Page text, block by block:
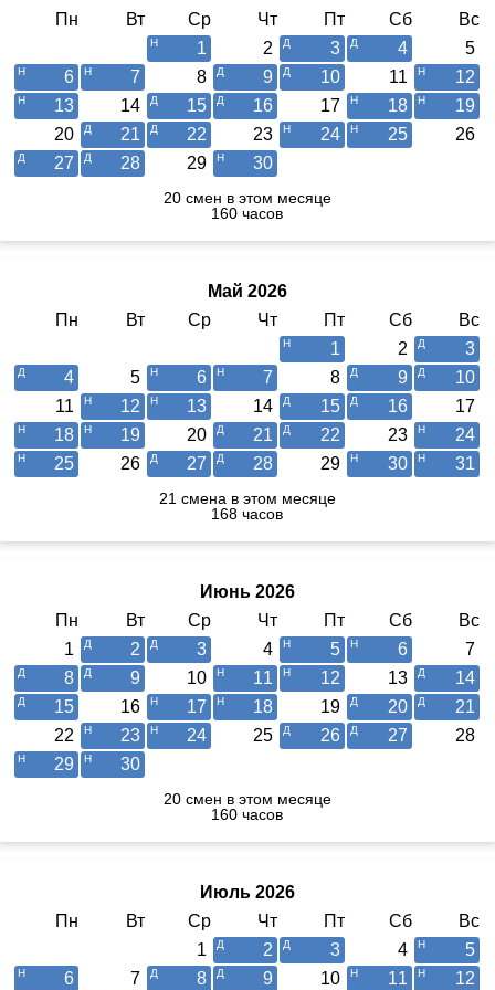
Пн
Вт Ср Чт Пт Сб
Вс
1
2 3 4
5
6
7 8 9 10 11
12
13
14 15 16 17 18
19
20
21 22 23 24 25
26
27
28 29 30
20 смен в этом месяце
160 часов
Май 2026
Пн
Вт Ср Чт Пт Сб
Вс
1
2
3
4
5 6 7 8 9
10
11
12 13 14 15 16
17
18
19 20 21 22 23
24
25
26 27 28 29 30 31
21 смена в этом месяце
168 часов
Июнь 2026
Пн
Вт Ср Чт Пт Сб
Вс
1
2 3 4 5 6
7
8
9 10 11 12 13
14
15
16 17 18 19 20
21
22
23 24 25 26 27
28
29
30
20 смен в этом месяце
160 часов
Июль 2026
Пн
Вт Ср Чт Пт Сб
Вс
1
2 3 4
5
6
7 8 9 10 11
12